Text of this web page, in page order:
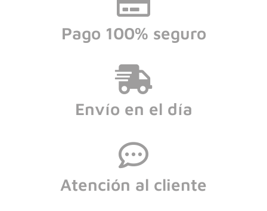
Pago 100% seguro
Envío en el día
Atención al cliente